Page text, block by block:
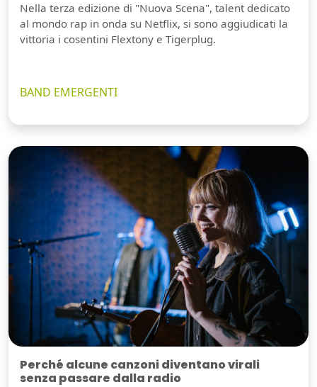
Nella terza edizione di "Nuova Scena", talent dedicato
al mondo rap in onda su Netflix, si sono aggiudicati la
vittoria i cosentini Flextony e Tigerplug.
BAND EMERGENTI
Perché alcune canzoni diventano virali
senza passare dalla radio